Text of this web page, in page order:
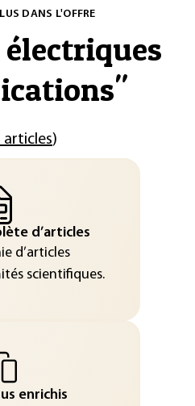
DANS L'OFFRE
électriques
"
articles)
d’articles
d’articles
scientifiques.
enrichis